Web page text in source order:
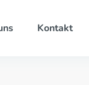
Kontakt